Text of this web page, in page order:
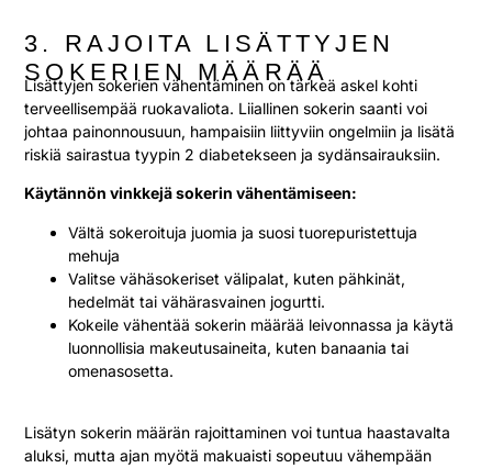
3. RAJOITA LISÄTTYJEN
SOKERIEN MÄÄRÄÄ
Lisättyjen sokerien vähentäminen on tärkeä askel kohti
terveellisempää ruokavaliota. Liiallinen sokerin saanti voi
johtaa painonnousuun, hampaisiin liittyviin ongelmiin ja lisätä
riskiä sairastua tyypin 2 diabetekseen ja sydänsairauksiin.
Käytännön vinkkejä sokerin vähentämiseen:
Vältä sokeroituja juomia ja suosi tuorepuristettuja
mehuja
Valitse vähäsokeriset välipalat, kuten pähkinät,
hedelmät tai vähärasvainen jogurtti.
Kokeile vähentää sokerin määrää leivonnassa ja käytä
luonnollisia makeutusaineita, kuten banaania tai
omenasosetta.
Lisätyn sokerin määrän rajoittaminen voi tuntua haastavalta
aluksi, mutta ajan myötä makuaisti sopeutuu vähempään